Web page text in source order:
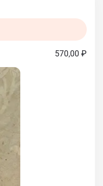
570,00 ₽